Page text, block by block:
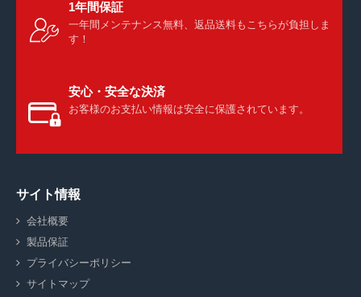
1年間保証
一年間メンテナンス無料、返品送料もこちらが負担しま
す！
安心・安全な決済
お客様のお支払い情報は安全に保護されています。
サイト情報
会社概要
製品保証
プライバシーポリシー
サイトマップ